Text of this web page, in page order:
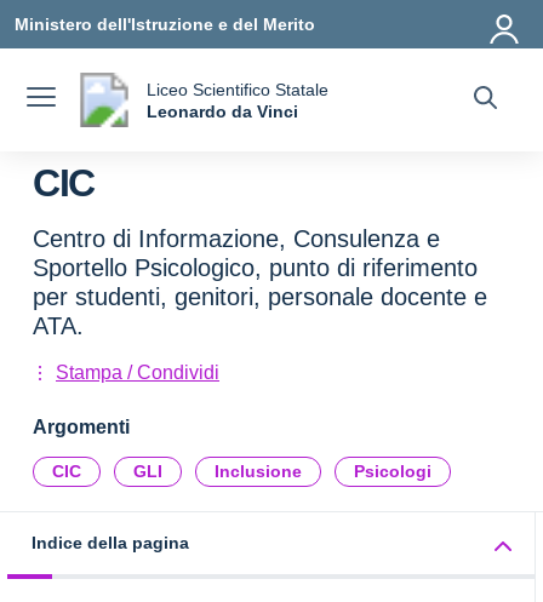
Ministero dell'Istruzione e del Merito
Liceo Scientifico Statale
Leonardo da Vinci
CIC
Centro di Informazione, Consulenza e
Sportello Psicologico, punto di riferimento
per studenti, genitori, personale docente e
ATA.
Stampa / Condividi
Argomenti
CIC GLI Inclusione Psicologi
Indice della pagina